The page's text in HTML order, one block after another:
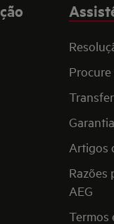
Procure
Garantia
Artigos
Razões
AEG
Termos